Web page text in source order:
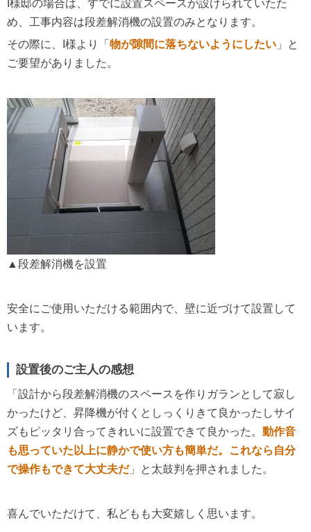
I様邸の場合は、すでに設置スペースが設けられていたた
め、工事内容は段差解消機の設置のみとなります。
その際に、I様より「 物が隙間に落ちないようにしたい 」と
ご要望がありました。
▲段差解消機を設置
安全にご使用いただける範囲内で、壁に近づけて設置して
います。
設置後のご主人の感想
「設計から段差解消機のスペースを作りガランとして寂し
かったけど、昇降機が付くとしっくりきて良かったしサイ
ズもピッタリ合ってきれいに設置できて良かった。 動作音
も思っていた以上に静かで使い方も簡単だ。これなら自分
で操作もできて大丈夫だ」と太鼓判を押されました。
喜んでいただけて、私どもも大変嬉しく思います。